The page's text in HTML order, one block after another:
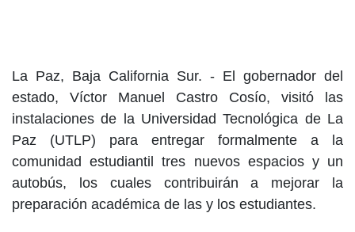
La Paz, Baja California Sur. - El gobernador del
estado, Víctor Manuel Castro Cosío, visitó las
instalaciones de la Universidad Tecnológica de La
Paz (UTLP) para entregar formalmente a la
comunidad estudiantil tres nuevos espacios y un
autobús, los cuales contribuirán a mejorar la
preparación académica de las y los estudiantes.